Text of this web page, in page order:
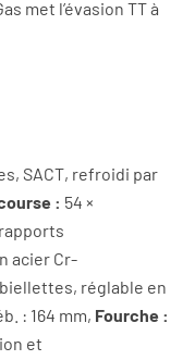
met l’évasion TT à
SACT, refroidi par
: 54 ×
acier Cr-
réglable en
: 164 mm, Fourche :
et